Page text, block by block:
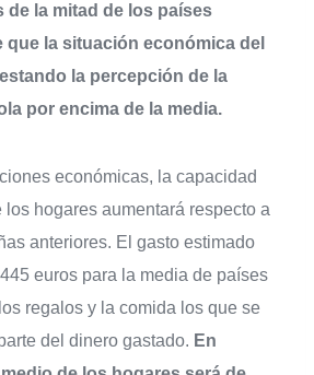
de la mitad de los países
que la situación económica del
estando la percepción de la
por encima de la media.
económicas, la capacidad
hogares aumentará respecto a
anteriores. El gasto estimado
euros para la media de países
regalos y la comida los que se
del dinero gastado. En